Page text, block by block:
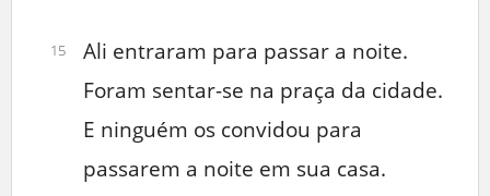
15
Ali entraram para passar a noite.
Foram sentar-se na praça da cidade.
E ninguém os convidou para
passarem a noite em sua casa.